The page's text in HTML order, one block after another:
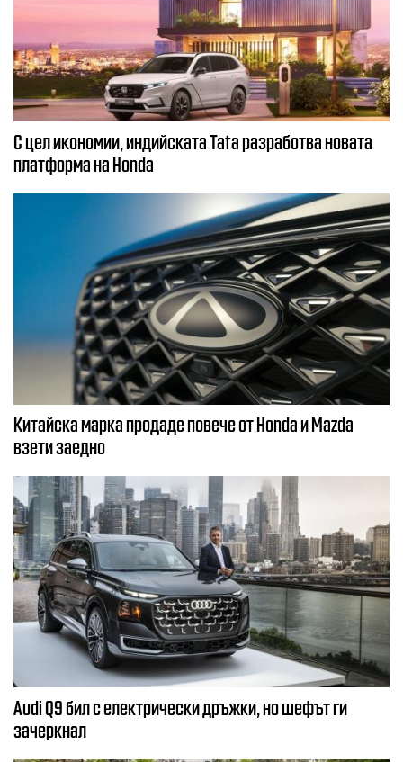
С цел икономии, индийската Tata разработва новата
платформа на Honda
Китайска марка продаде повече от Honda и Mazda
взети заедно
Audi Q9 бил с електрически дръжки, но шефът ги
зачеркнал